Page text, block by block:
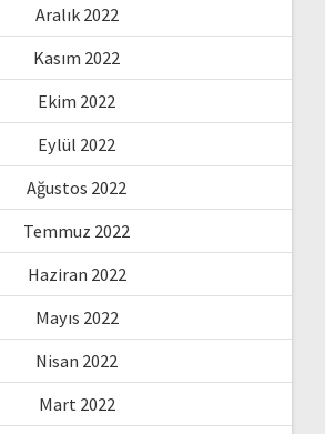
Aralık 2022
Kasım 2022
Ekim 2022
Eylül 2022
Ağustos 2022
Temmuz 2022
Haziran 2022
Mayıs 2022
Nisan 2022
Mart 2022